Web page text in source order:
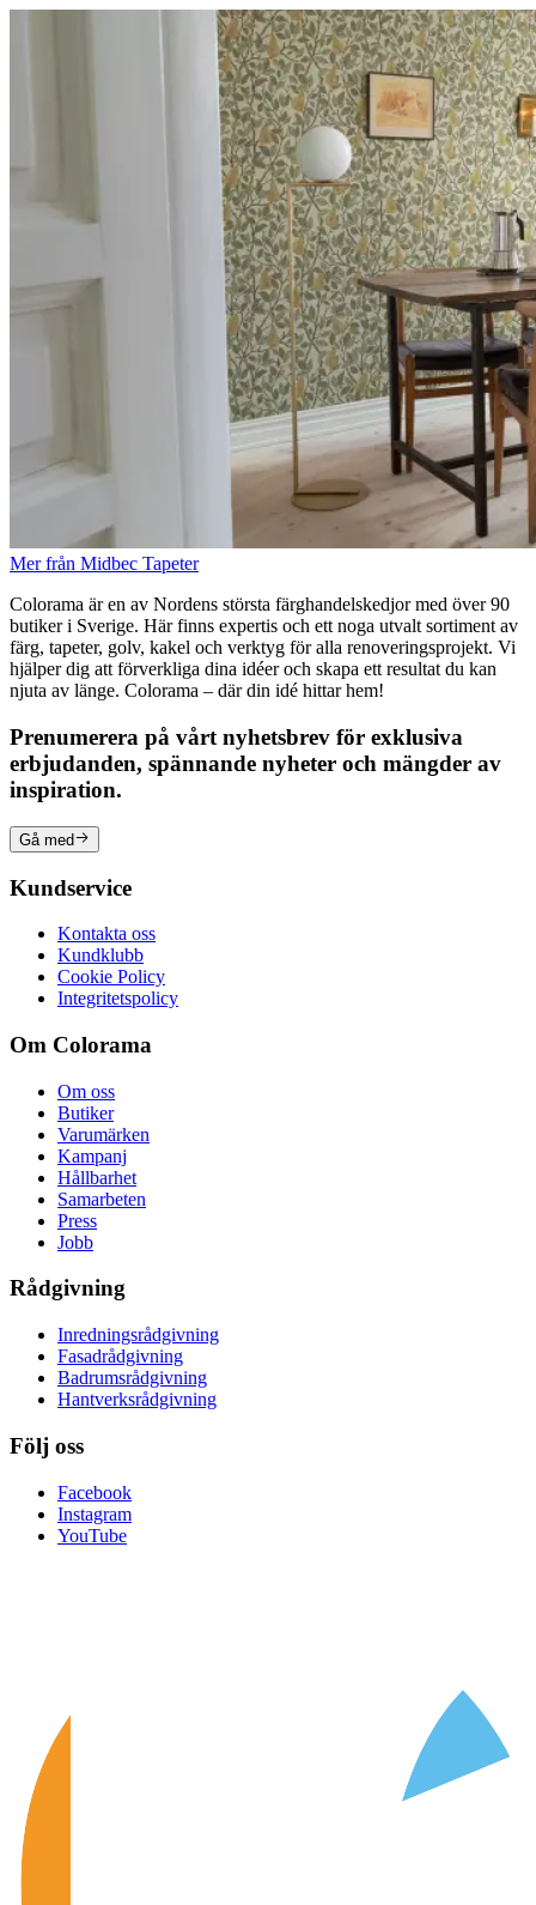
Mer från Midbec Tapeter
Colorama är en av Nordens största färghandelskedjor med över 90
butiker i Sverige. Här finns expertis och ett noga utvalt sortiment av
färg, tapeter, golv, kakel och verktyg för alla renoveringsprojekt. Vi
hjälper dig att förverkliga dina idéer och skapa ett resultat du kan
njuta av länge. Colorama – där din idé hittar hem!
Prenumerera på vårt nyhetsbrev för exklusiva
erbjudanden, spännande nyheter och mängder av
inspiration.
Gå med
Kundservice
Kontakta oss
Kundklubb
Cookie Policy
Integritetspolicy
Om Colorama
Om oss
Butiker
Varumärken
Kampanj
Hållbarhet
Samarbeten
Press
Jobb
Rådgivning
Inredningsrådgivning
Fasadrådgivning
Badrumsrådgivning
Hantverksrådgivning
Följ oss
Facebook
Instagram
YouTube